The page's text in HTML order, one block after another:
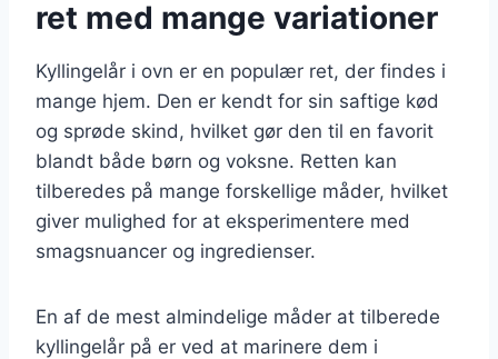
ret med mange variationer
Kyllingelår i ovn er en populær ret, der findes i
mange hjem. Den er kendt for sin saftige kød
og sprøde skind, hvilket gør den til en favorit
blandt både børn og voksne. Retten kan
tilberedes på mange forskellige måder, hvilket
giver mulighed for at eksperimentere med
smagsnuancer og ingredienser.
En af de mest almindelige måder at tilberede
kyllingelår på er ved at marinere dem i